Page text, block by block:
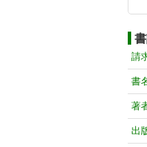
請
書
著
出